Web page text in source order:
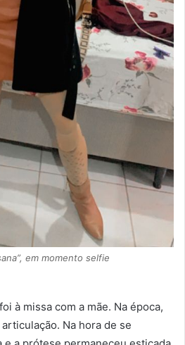
em momento selfie
à missa com a mãe. Na época,
Na hora de se